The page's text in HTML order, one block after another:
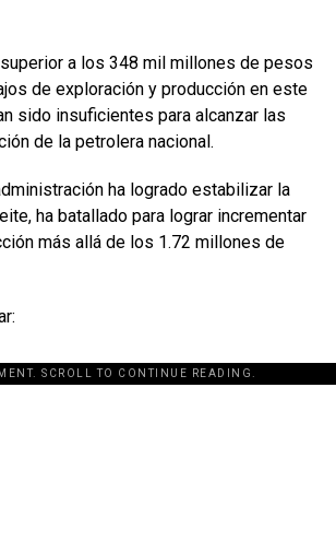
a los 348 mil millones de pesos
de exploración y producción en este
sido insuficientes para alcanzar las
de la petrolera nacional.
ha logrado estabilizar la
ha batallado para lograr incrementar
más allá de los 1.72 millones de
SCROLL TO CONTINUE READING.